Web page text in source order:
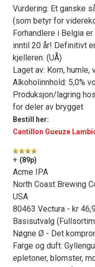
Få
Vi tilbyr flere
Vurdering: Et ganske
(som betyr for
Forhandlere i Belgia
inntil 20 år! Definitivt
kjelleren. (UÅ)
Laget av: Korn, humle,
Alkoholinnhold: 5,0%
Produksjon/lagring
for deler av brygget
Bestill her:
Cantillon Gueuze
+ (89p)
Acme IPA
North Coast Brewing
USA
80463 Vectura - kr
Basisutvalg
Nøgne Ø - Det
Farge og duft:
epletoner, blomster,